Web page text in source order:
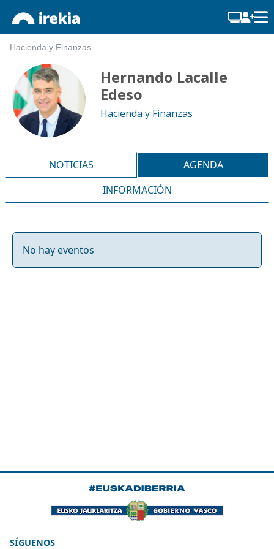
Hacienda y Finanzas
Hernando Lacalle
Edeso
Hacienda y Finanzas
NOTICIAS
AGENDA
INFORMACIÓN
No hay eventos
SÍGUENOS